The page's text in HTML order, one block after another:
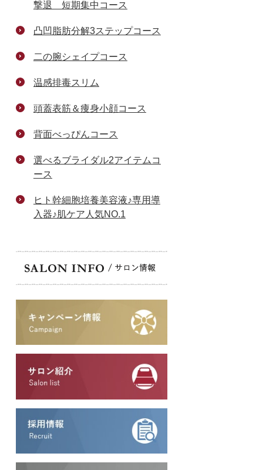
撃退 短期集中コース
凸凹脂肪分解3ステップコース
二の腕シェイプコース
温感排毒スリム
頭蓋表筋＆痩身小顔コース
背面べっぴんコース
選べるブライダル2アイテムコ
ース
ヒト幹細胞培養美容液♪専用導
入器♪肌ケア人気NO.1